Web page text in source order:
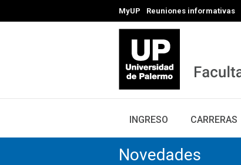
MyUP Reuniones informativas
INGRESO CARRERAS
Novedades